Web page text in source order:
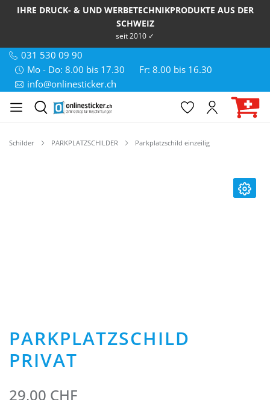
IHRE DRUCK- & UND WERBETECHNIKPRODUKTE AUS DER
SCHWEIZ
seit 2010 ✓
031 530 09 90
Mo - Do: 8.00 bis 17.30
Fr: 8.00 bis 16.30
info@onlinesticker.ch
Schilder PARKPLATZSCHILDER Parkplatzschild einzeilig
PARKPLATZSCHILD
PRIVAT
29,00 CHF